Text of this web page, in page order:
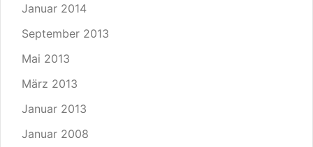
Januar 2014
September 2013
Mai 2013
März 2013
Januar 2013
Januar 2008